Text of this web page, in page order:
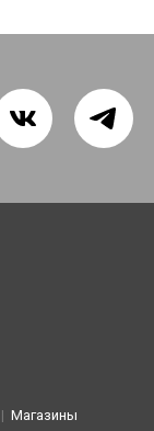
Магазины